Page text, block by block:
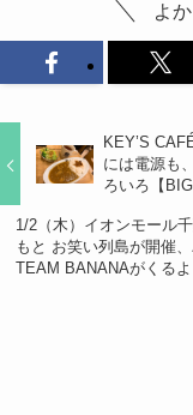
よ
KEY’S
には電源も
ろいろ【
1/2（木）イオンモール
もと お笑い列島が開催
TEAM BANANAがくるよ